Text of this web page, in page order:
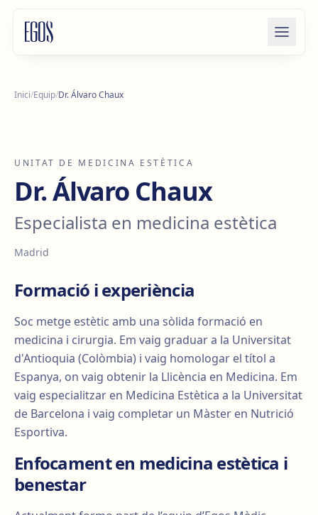
Inici/Equip/Dr. Álvaro Chaux
UNITAT DE MEDICINA ESTÈTICA
Dr. Álvaro Chaux
Especialista en medicina estètica
Madrid
Formació i experiència
Soc metge estètic amb una sòlida formació en
medicina i cirurgia. Em vaig graduar a la Universitat
d'Antioquia (Colòmbia) i vaig homologar el títol a
Espanya, on vaig obtenir la Llicència en Medicina. Em
vaig especialitzar en Medicina Estètica a la Universitat
de Barcelona i vaig completar un Màster en Nutrició
Esportiva.
Enfocament en medicina estètica i
benestar